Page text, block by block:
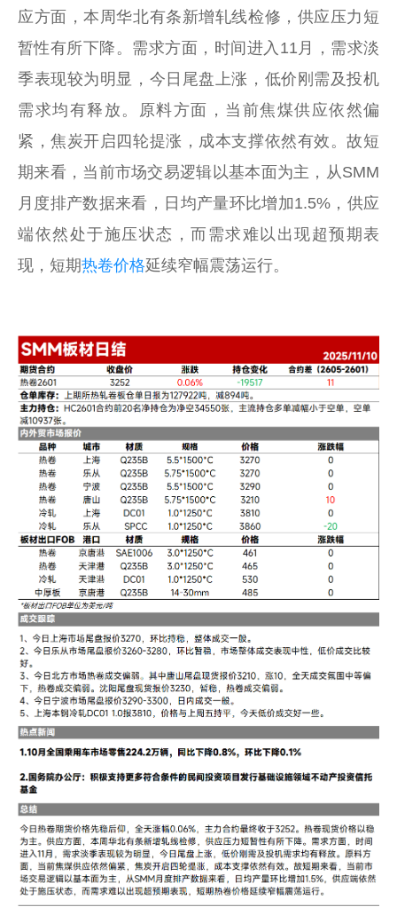
应方面，本周华北有条新增轧线检修，供应压力短
暂性有所下降。需求方面，时间进入11月，需求淡
季表现较为明显，今日尾盘上涨，低价刚需及投机
需求均有释放。原料方面，当前焦煤供应依然偏
紧，焦炭开启四轮提涨，成本支撑依然有效。故短
期来看，当前市场交易逻辑以基本面为主，从SMM
月度排产数据来看，日均产量环比增加1.5%，供应
端依然处于施压状态，而需求难以出现超预期表
现，短期热卷价格延续窄幅震荡运行。